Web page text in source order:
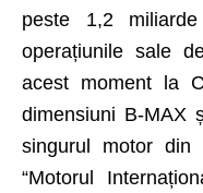
peste 1,2
operațiunile sale
acest moment la
dimensiuni B-MAX
singurul motor
“Motorul